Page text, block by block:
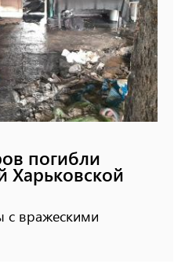
погибли
Харьковской
с вражескими